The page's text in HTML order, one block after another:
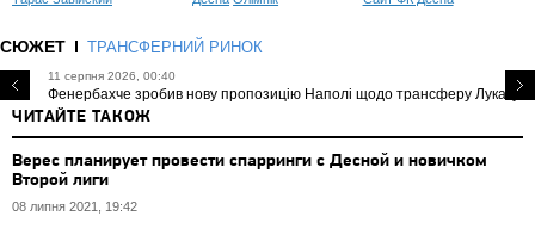
СЮЖЕТ ТРАНСФЕРНИЙ РИНОК
11 серпня 2026, 00:40
Фенербахче зробив нову пропозицію Наполі щодо трансферу Лукаку
ЧИТАЙТЕ ТАКОЖ
Верес планирует провести спарринги с Десной и новичком
Второй лиги
08 липня 2021, 19:42